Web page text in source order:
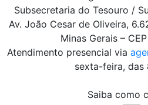
Subsecretaria do Tesouro /
Av. João Cesar de Oliveira,
Minas Gerais –
Atendimento presencial via
sexta-feira, das
Saiba como